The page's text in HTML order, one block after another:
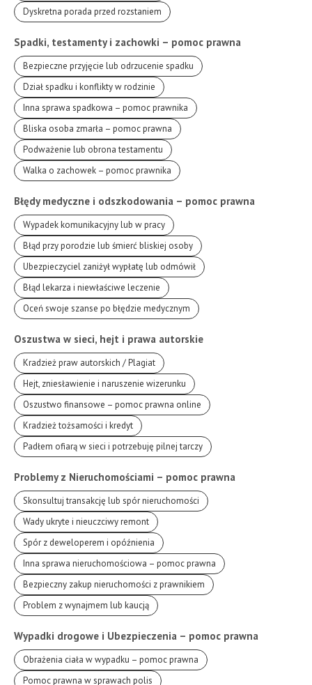
Dyskretna porada przed rozstaniem
Spadki, testamenty i zachowki – pomoc prawna
Bezpieczne przyjęcie lub odrzucenie spadku
Dział spadku i konflikty w rodzinie
Inna sprawa spadkowa – pomoc prawnika
Bliska osoba zmarła – pomoc prawna
Podważenie lub obrona testamentu
Walka o zachowek – pomoc prawnika
Błędy medyczne i odszkodowania – pomoc prawna
Wypadek komunikacyjny lub w pracy
Błąd przy porodzie lub śmierć bliskiej osoby
Ubezpieczyciel zaniżył wypłatę lub odmówił
Błąd lekarza i niewłaściwe leczenie
Oceń swoje szanse po błędzie medycznym
Oszustwa w sieci, hejt i prawa autorskie
Kradzież praw autorskich / Plagiat
Hejt, zniesławienie i naruszenie wizerunku
Oszustwo finansowe – pomoc prawna online
Kradzież tożsamości i kredyt
Padłem ofiarą w sieci i potrzebuję pilnej tarczy
Problemy z Nieruchomościami – pomoc prawna
Skonsultuj transakcję lub spór nieruchomości
Wady ukryte i nieuczciwy remont
Spór z deweloperem i opóźnienia
Inna sprawa nieruchomościowa – pomoc prawna
Bezpieczny zakup nieruchomości z prawnikiem
Problem z wynajmem lub kaucją
Wypadki drogowe i Ubezpieczenia – pomoc prawna
Obrażenia ciała w wypadku – pomoc prawna
Pomoc prawna w sprawach polis